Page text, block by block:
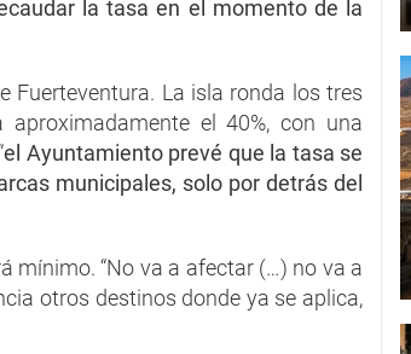
la tasa en el momento de la
Fuerteventura. La isla ronda los tres
el 40%, con una
el Ayuntamiento prevé que la tasa se
municipales, solo por detrás del
mínimo. “No va a afectar (…) no va a
otros destinos donde ya se aplica,